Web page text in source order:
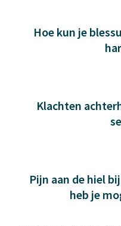
Hoe kun je
Klachten
Pijn aan de hiel
heb je